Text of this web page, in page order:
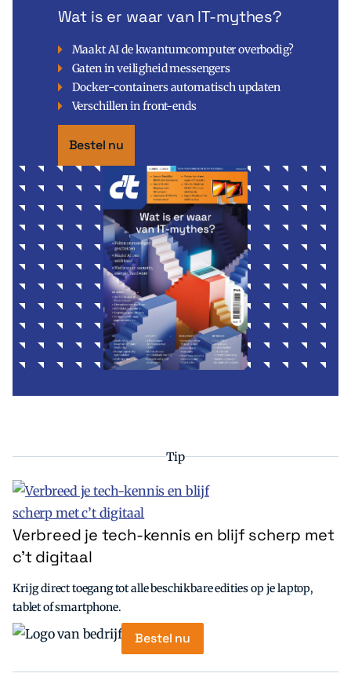
Wat is er waar van IT-mythes?
Maakt AI de kwantumcomputer overbodig?
Gaten in veiligheid messengers
Docker-containers automatisch updaten
Verschillen in front-ends
Bestel nu
Tip
Verbreed je tech-kennis en blijf scherp met
c’t digitaal
Krijg direct toegang tot alle beschikbare edities op je laptop,
tablet of smartphone.
Bestel nu